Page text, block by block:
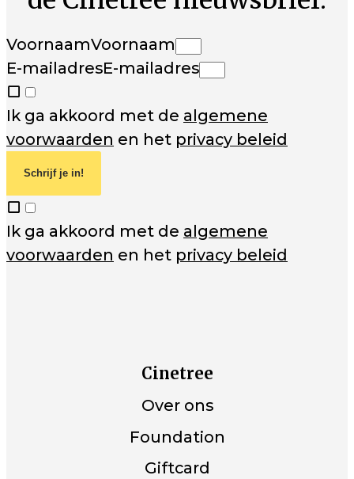
VoornaamVoornaam
E-mailadresE-mailadres
Ik ga akkoord met de algemene
voorwaarden en het privacy beleid
Schrijf je in!
Ik ga akkoord met de algemene
voorwaarden en het privacy beleid
Cinetree
Over ons
Foundation
Giftcard